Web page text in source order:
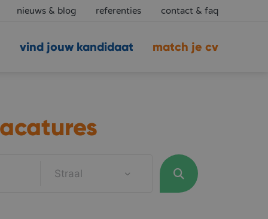
nieuws & blog referenties contact & faq
match je cv
vind jouw kandidaat
Straal